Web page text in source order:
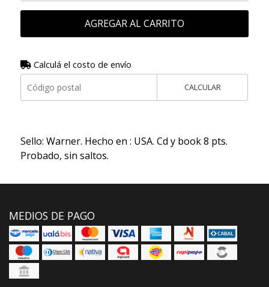
AGREGAR AL CARRITO
Calculá el costo de envío
CALCULAR
Sello: Warner. Hecho en : USA. Cd y book 8 pts.
Probado, sin saltos.
MEDIOS DE PAGO